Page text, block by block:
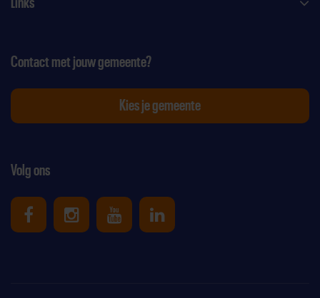
Volg ons
Uniek Sporten op Facebook
Uniek Sporten op Instagram
Uniek Sporten op Youtube
Uniek Sporten op
Contact met jouw gemeente?
Kies je gemeente